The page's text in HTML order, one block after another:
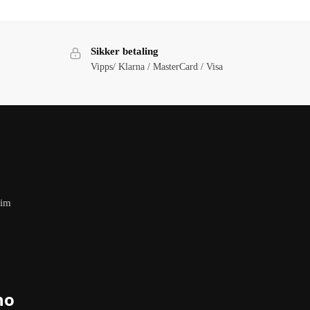
Sikker betaling
Vipps/ Klarna / MasterCard / Visa